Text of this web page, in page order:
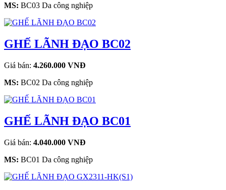
MS: BC03 Da công nghiệp
GHẾ LÃNH ĐẠO BC02
Giá bán: 4.260.000 VNĐ
MS: BC02 Da công nghiệp
GHẾ LÃNH ĐẠO BC01
Giá bán: 4.040.000 VNĐ
MS: BC01 Da công nghiệp